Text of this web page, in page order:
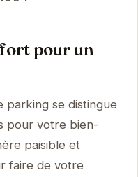
pour un
parking se distingue
pour votre bien-
paisible et
faire de votre